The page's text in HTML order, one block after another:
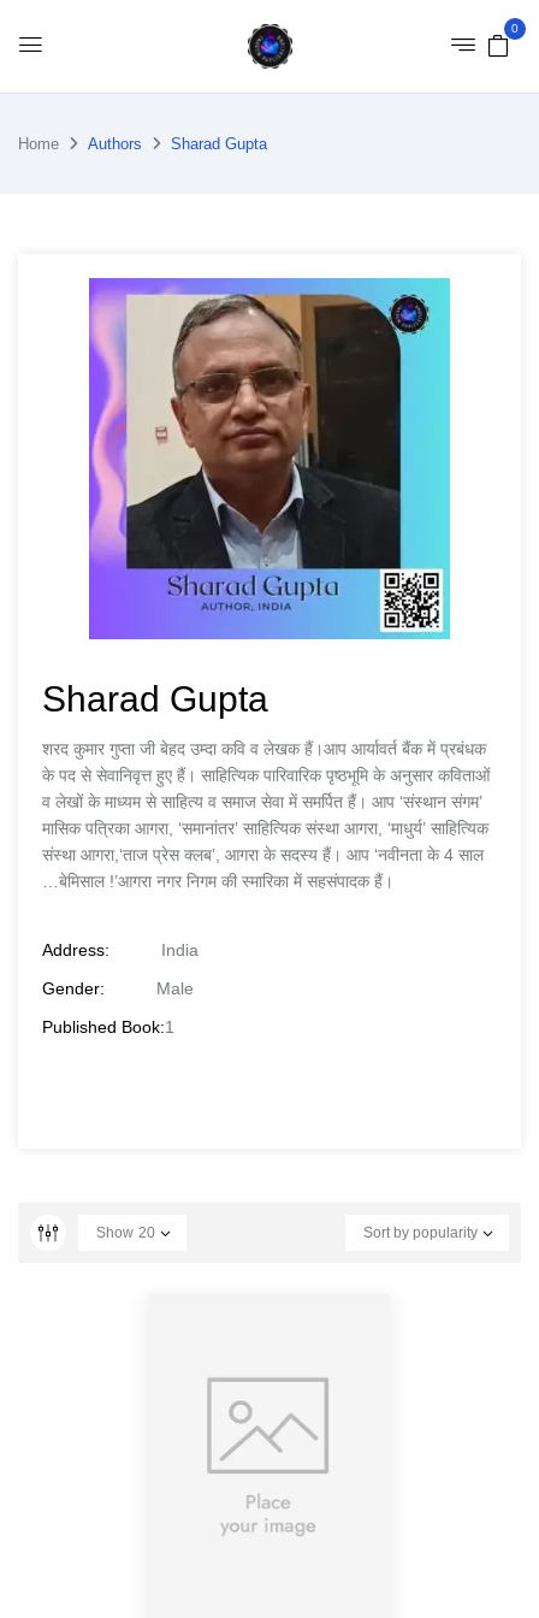
0
Home Authors Sharad Gupta
Sharad Gupta
शरद कुमार गुप्ता जी बेहद उम्दा कवि व लेखक हैं।आप आर्यावर्त बैंक में प्रबंधक
के पद से सेवानिवृत्त हुए हैं। साहित्यिक पारिवारिक पृष्ठभूमि के अनुसार कविताओं
व लेखों के माध्यम से साहित्य व समाज सेवा में समर्पित हैं। आप ‘संस्थान संगम’
मासिक पत्रिका आगरा, ‘समानांतर’ साहित्यिक संस्था आगरा, ‘माधुर्य’ साहित्यिक
संस्था आगरा,‘ताज प्रेस क्लब’, आगरा के सदस्य हैं। आप ‘नवीनता के 4 साल
…बेमिसाल !’आगरा नगर निगम की स्मारिका में सहसंपादक हैं।
Address:
India
Gender:
Male
Published Book:1
Sort by popularity
Show 20